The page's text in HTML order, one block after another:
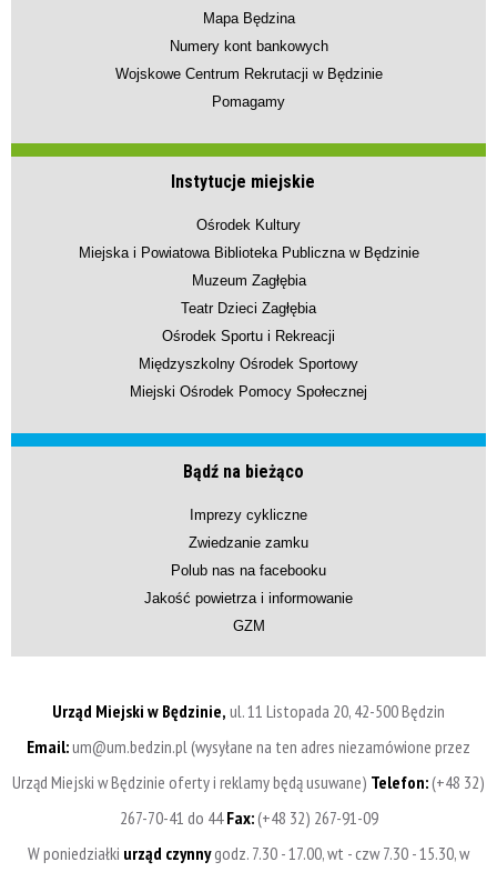
Mapa Będzina
Numery kont bankowych
Wojskowe Centrum Rekrutacji w Będzinie
Pomagamy
Instytucje miejskie
Ośrodek Kultury
Miejska i Powiatowa Biblioteka Publiczna w Będzinie
Muzeum Zagłębia
Teatr Dzieci Zagłębia
Ośrodek Sportu i Rekreacji
Międzyszkolny Ośrodek Sportowy
Miejski Ośrodek Pomocy Społecznej
Bądź na bieżąco
Imprezy cykliczne
Zwiedzanie zamku
Polub nas na facebooku
Jakość powietrza i informowanie
GZM
Urząd Miejski w Będzinie, ul. 11 Listopada 20, 42-500 Będzin
Email:um@um.bedzin.pl (wysyłane na ten adres niezamówione przez
Urząd Miejski w Będzinie oferty i reklamy będą usuwane) Telefon:(+48 32)
267-70-41 do 44Fax:(+48 32) 267-91-09
W poniedziałki urząd czynnygodz. 7.30 - 17.00, wt - czw 7.30 - 15.30, w